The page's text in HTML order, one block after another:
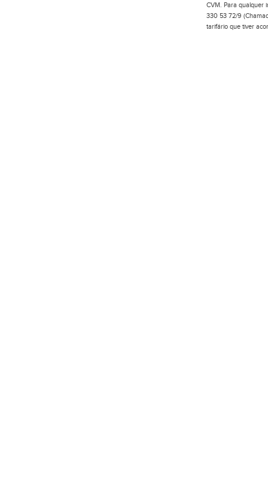
CVM. Para qualquer
330 53 72/9
tarifário que tiver